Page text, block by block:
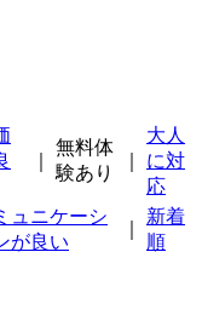
無料体
験あり
大人
に対
応
ュニケーシ
が良い
新着
順